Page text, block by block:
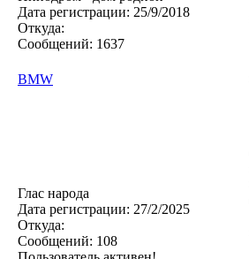
Дата регистрации: 25/9/2018
Откуда:
Сообщений: 1637
BMW
Глас народа
Дата регистрации: 27/2/2025
Откуда:
Сообщений: 108